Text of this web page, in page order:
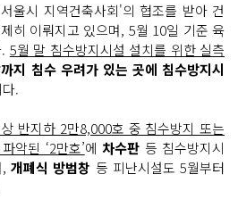
울시 지역건축사회'의 협조를 받아 건
히 이뤄지고 있으며, 5월 10일 기준 육
5월 말 침수방지시설 설치를 위한 실측
지 침수 우려가 있는 곳에 침수방지시
.
반지하 2만8,000호 중 침수방지 또는
악된 ‘2만호’에 차수판 등 침수방지시
개폐식 방범창 등 피난시설도 5월부터